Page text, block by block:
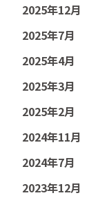
2025年12月
2025年7月
2025年4月
2025年3月
2025年2月
2024年11月
2024年7月
2023年12月